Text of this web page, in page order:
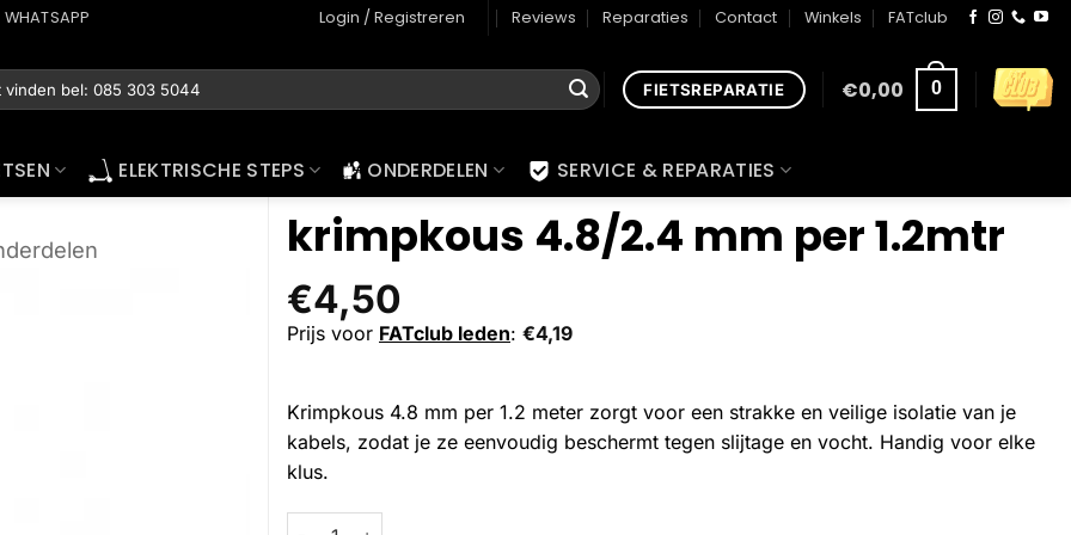
WHATSAPP Login / Registreren Reviews Reparaties Contact Winkels FATclub
FIETSREPARATIE €0,00 0
ELEKTRISCHE STEPS ONDERDELEN SERVICE & REPARATIES
krimpkous 4.8/2.4 mm per 1.2mtr
€4,50
Prijs voor FATclub leden: €4,19
Krimpkous 4.8 mm per 1.2 meter zorgt voor een strakke en veilige isolatie van je
kabels, zodat je ze eenvoudig beschermt tegen slijtage en vocht. Handig voor elke
klus.
krimpkous 4.8/2.4 mm per 1.2mtr aantal
Alternative: